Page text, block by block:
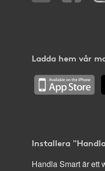
Ladda hem vår
Installera
Handla Smart är ett